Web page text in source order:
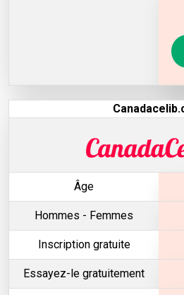
Âge
Hommes - Femmes
Inscription gratuite
Essayez-le gratuitement